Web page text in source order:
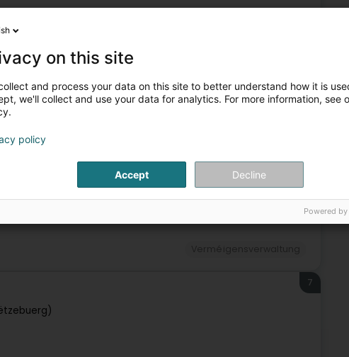
7
on this site
and process your data on this site to better understand how it is
we'll collect and use your data for analytics. For more information, see
policy
Accept Decline
Powered by